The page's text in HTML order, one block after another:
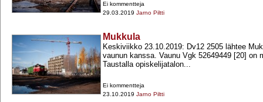
Ei kommentteja
29.03.2019 Jarno Piltti
Mukkula
Keskiviikko 23.10.2019: Dv12 2505 lähtee
vaunun kanssa. Vaunu Vgk 52649449 [20] on
Taustalla opiskelijatalon...
Ei kommentteja
23.10.2019 Jarno Piltti